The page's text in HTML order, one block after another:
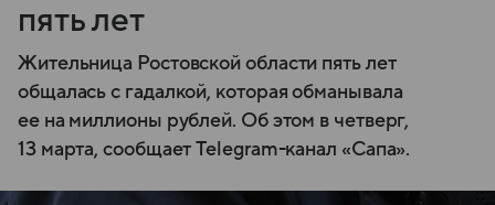
пять лет
Жительница Ростовской области пять лет
общалась с гадалкой, которая обманывала
ее на миллионы рублей. Об этом в четверг,
13 марта, сообщает Telegram-канал «Сапа».